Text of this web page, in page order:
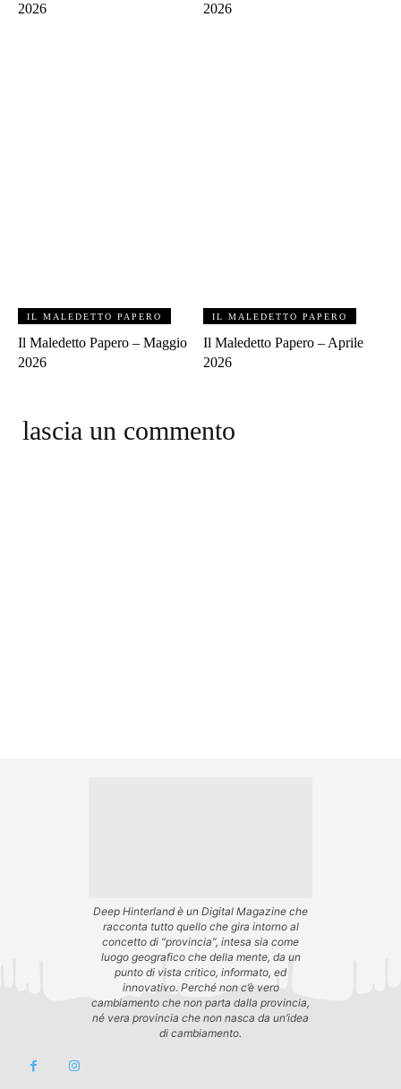
2026
2026
IL MALEDETTO PAPERO
Il Maledetto Papero – Maggio
2026
IL MALEDETTO PAPERO
Il Maledetto Papero – Aprile
2026
lascia un commento
Deep Hinterland è un Digital Magazine che
racconta tutto quello che gira intorno al
concetto di “provincia”, intesa sia come
luogo geografico che della mente, da un
punto di vista critico, informato, ed
innovativo. Perché non c’è vero
cambiamento che non parta dalla provincia,
né vera provincia che non nasca da un’idea
di cambiamento.